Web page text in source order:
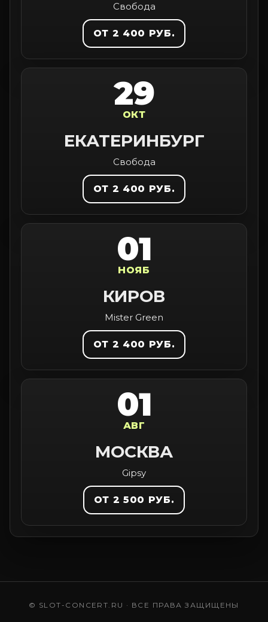
Свобода
ОТ 2 400 РУБ.
29
ОКТ
ЕКАТЕРИНБУРГ
Свобода
ОТ 2 400 РУБ.
01
НОЯБ
КИРОВ
Mister Green
ОТ 2 400 РУБ.
01
АВГ
МОСКВА
Gipsy
ОТ 2 500 РУБ.
© SLOT-CONCERT.RU · ВСЕ ПРАВА ЗАЩИЩЕНЫ